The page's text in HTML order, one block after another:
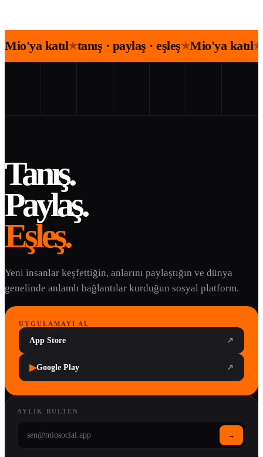
Mio'ya katıl★tanış · paylaş · eşleş★Mio'ya katıl★
Tanış.
Paylaş.
Eşleş.
Yeni insanlar keşfettiğin, anlarını paylaştığın ve dünya
genelinde anlamlı bağlantılar kurduğun sosyal platform.
UYGULAMAYI AL
App Store ↗
▶Google Play ↗
AYLIK BÜLTEN
→